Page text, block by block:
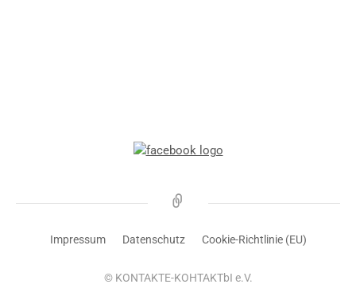
Impressum Datenschutz Cookie-Richtlinie (EU)
© KONTAKTE-KOHTAKTbI e.V.